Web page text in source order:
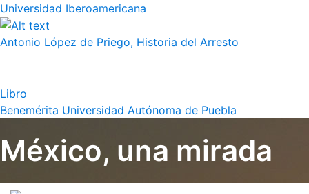
Universidad Iberoamericana
Antonio López de Priego, Historia del Arresto
Libro
Benemérita Universidad Autónoma de Puebla
México, una mirada